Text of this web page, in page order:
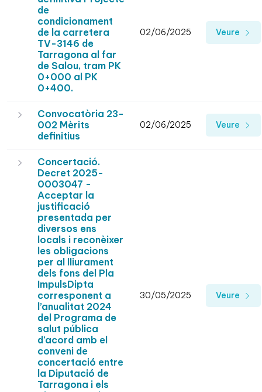
de
condicionament
de la carretera
TV-3146 de
Tarragona al far
de Salou, tram PK
0+000 al PK
0+400.
02/06/2025 Veure
Convocatòria 23-
002 Mèrits
definitius
02/06/2025 Veure
Concertació.
Decret 2025-
0003047 -
Acceptar la
justificació
presentada per
diversos ens
locals i reconèixer
les obligacions
per al lliurament
dels fons del Pla
ImpulsDipta
corresponent a
l’anualitat 2024
del Programa de
salut pública
d’acord amb el
conveni de
concertació entre
la Diputació de
Tarragona i els
30/05/2025 Veure